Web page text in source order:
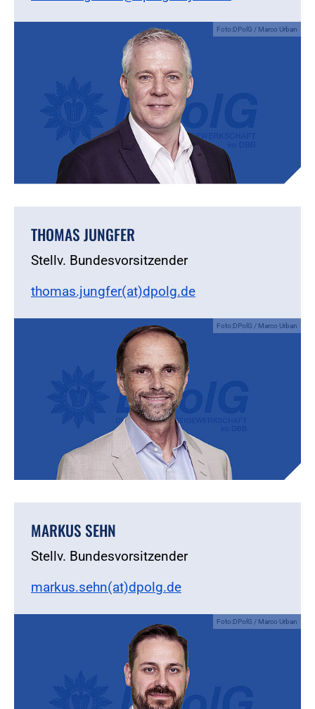
Foto:DPolG / Marco Urban
THOMAS JUNGFER
Stellv. Bundesvorsitzender
thomas.jungfer(at)dpolg.de
Foto:DPolG / Marco Urban
MARKUS SEHN
Stellv. Bundesvorsitzender
markus.sehn(at)dpolg.de
Foto:DPolG / Marco Urban